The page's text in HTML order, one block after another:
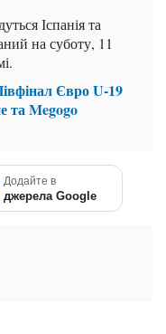
Іспанія та
на суботу, 11
Євро U-19
та Megogo
Додайте в
джерела Google